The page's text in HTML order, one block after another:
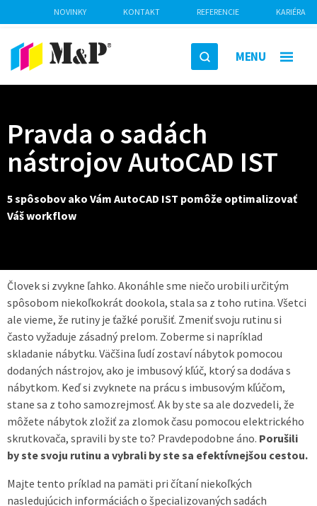
NOVINKY KONTAKT REFERENCIE KARIÉRA
MENU
Pravda o sadách
nástrojov AutoCAD IST
5 spôsobov ako Vám AutoCAD IST pomôže optimalizovať
Váš workflow
Človek si zvykne ľahko. Akonáhle sme niečo urobili určitým
spôsobom niekoľkokrát dookola, stala sa z toho rutina. Všetci
ale vieme, že rutiny je ťažké porušiť. Zmeniť svoju rutinu si
často vyžaduje zásadný prelom. Zoberme si napríklad
skladanie nábytku. Väčšina ľudí zostaví nábytok pomocou
dodaných nástrojov, ako je imbusový kľúč, ktorý sa dodáva s
nábytkom. Keď si zvyknete na prácu s imbusovým kľúčom,
stane sa z toho samozrejmosť. Ak by ste sa ale dozvedeli, že
môžete nábytok zložiť za zlomok času pomocou elektrického
skrutkovača, spravili by ste to? Pravdepodobne áno. Porušili
by ste svoju rutinu a vybrali by ste sa efektívnejšou cestou.
Majte tento príklad na pamäti pri čítaní niekoľkých
nasledujúcich informáciách o špecializovaných sadách